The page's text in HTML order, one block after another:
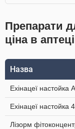
Препарати
ціна в
Назва
Ехінацеї
Ехінацеї
Лізорм